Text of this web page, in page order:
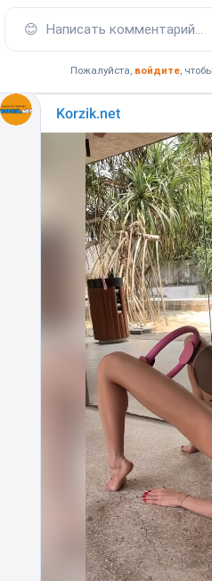
😊 Написать комментарий...
Пожалуйста, войдите,